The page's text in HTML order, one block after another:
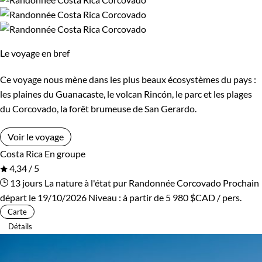
Cap-Vert Chili
Chine
Congo Corée du Sud
Costa Rica Croatie
Cuba
Egypte
Espagne Estonie
Eswatini
Trek Vélo
VTT / Gravel
Afficher plus
Budget
De 1 250 à 2 000 $CAD
De 2 000 à 3 000 $CAD
Plus de 3 000 $CAD
Le voyage en bref
Ce voyage nous mène dans les plus beaux écosystèmes du pays :
les plaines du Guanacaste, le volcan Rincón, le parc et les plages
du Corcovado, la forêt brumeuse de San Gerardo.
Voir le voyage
Costa Rica En groupe
4,34 / 5
13 jours La nature à l'état pur Randonnée Corcovado Prochain
départ le 19/10/2026 Niveau : à partir de 5 980 $CAD / pers.
Carte
Détails